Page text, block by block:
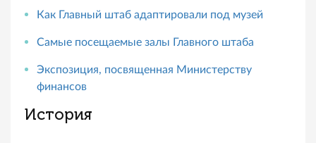
Как Главный штаб адаптировали под музей
Самые посещаемые залы Главного штаба
Экспозиция, посвященная Министерству
финансов
История